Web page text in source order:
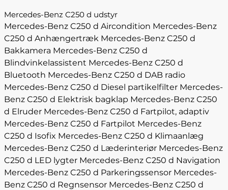
Mercedes-Benz C250 d udstyr
Mercedes-Benz C250 d Aircondition Mercedes-Benz
C250 d Anhængertræk Mercedes-Benz C250 d
Bakkamera Mercedes-Benz C250 d
Blindvinkelassistent Mercedes-Benz C250 d
Bluetooth Mercedes-Benz C250 d DAB radio
Mercedes-Benz C250 d Diesel partikelfilter Mercedes-
Benz C250 d Elektrisk bagklap Mercedes-Benz C250
d Elruder Mercedes-Benz C250 d Fartpilot, adaptiv
Mercedes-Benz C250 d Fartpilot Mercedes-Benz
C250 d Isofix Mercedes-Benz C250 d Klimaanlæg
Mercedes-Benz C250 d Læderinteriør Mercedes-Benz
C250 d LED lygter Mercedes-Benz C250 d Navigation
Mercedes-Benz C250 d Parkeringssensor Mercedes-
Benz C250 d Regnsensor Mercedes-Benz C250 d